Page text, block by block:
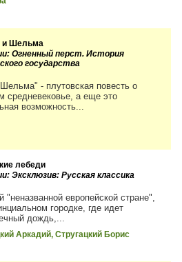
и Шельма
Огненный перст. История
государства
- плутовская повесть о
средневековье, а еще это
возможность...
лебеди
Эксклюзив: Русская классика
"неназванной европейской стране",
городке, где идет
дождь,...
Аркадий, Стругацкий Борис